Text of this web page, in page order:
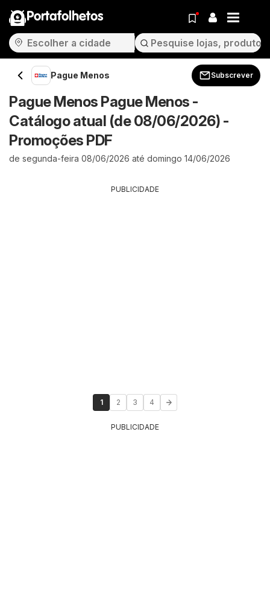
Portafolhetos
Pague Menos Subscrever
Pague Menos Pague Menos -
Catálogo atual (de 08/06/2026) -
Promoções PDF
de segunda-feira 08/06/2026 até domingo 14/06/2026
PUBLICIDADE
1 2 3 4
PUBLICIDADE